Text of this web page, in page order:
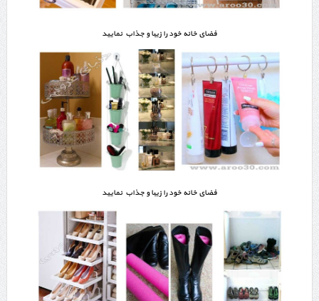
فضای خانه خود را زیبا و جذاب نمایید
فضای خانه خود را زیبا و جذاب نمایید